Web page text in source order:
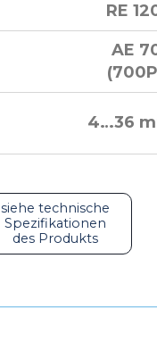
RE
AE
4…36
siehe technische
Spezifikationen
des Produkts